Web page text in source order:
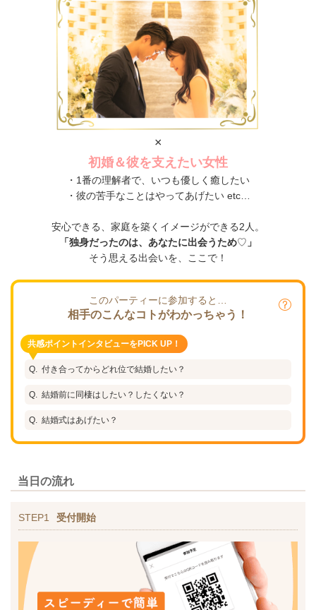
×
初婚＆彼を支えたい女性
・1番の理解者で、いつも優しく癒したい
・彼の苦手なことはやってあげたい etc…
安心できる、家庭を築くイメージができる2人。
「独身だったのは、あなたに出会うため♡ 」
そう思える出会いを、ここで！
このパーティーに参加すると…
相手のこんなコトがわかっちゃう！
共感ポイントインタビューをPICK UP！
付き合ってからどれ位で結婚したい？
結婚前に同棲はしたい？したくない？
結婚式はあげたい？
当日の流れ
STEP1 受付開始